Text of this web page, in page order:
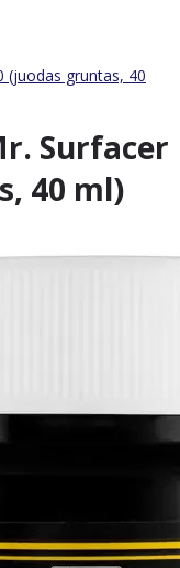
(juodas gruntas, 40
Surfacer
40 ml)